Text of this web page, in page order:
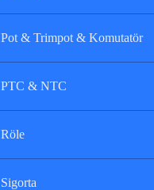
Pot & Trimpot & Komutatör
PTC & NTC
Röle
Sigorta